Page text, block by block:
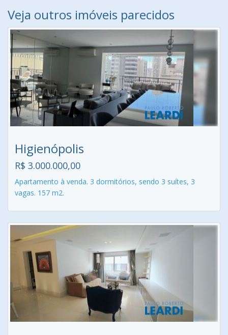
Veja outros imóveis parecidos
Higienópolis
R$ 3.000.000,00
Apartamento à venda. 3 dormitórios, sendo 3 suítes, 3
vagas. 157 m2.